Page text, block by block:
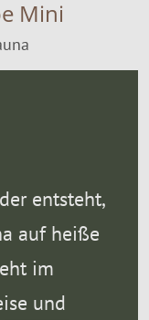
Mini
entsteht,
auf heiße
im
und